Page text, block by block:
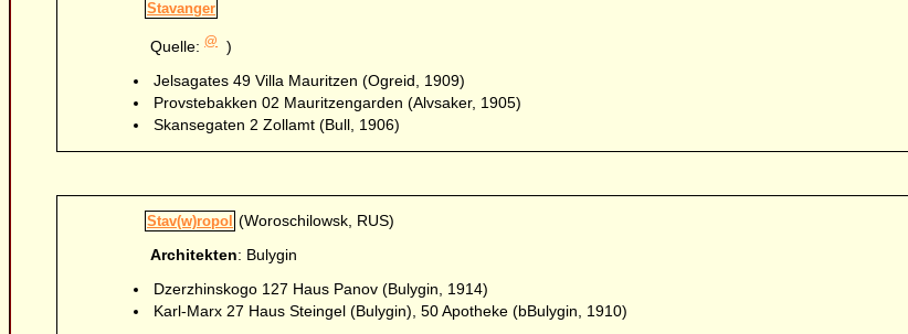
Stavanger
Quelle:@
)
Jelsagates 49 Villa Mauritzen (Ogreid, 1909)
Provstebakken 02 Mauritzengarden (Alvsaker, 1905)
Skansegaten 2 Zollamt (Bull, 1906)
Stav(w)ropol(Woroschilowsk, RUS)
Architekten: Bulygin
Dzerzhinskogo 127 Haus Panov (Bulygin, 1914)
Karl-Marx 27 Haus Steingel (Bulygin), 50 Apotheke (bBulygin, 1910)